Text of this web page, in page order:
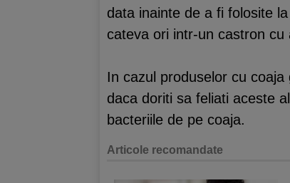
data inainte de a fi folosite
cateva ori intr-un castron
In cazul produselor cu
daca doriti sa feliati aceste
bacteriile de pe coaja.
Articole recomandate